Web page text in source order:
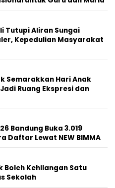
Tutupi Aliran Sungai
Kepedulian Masyarakat
Semarakkan Hari Anak
Ruang Ekspresi dan
Bandung Buka 3.019
Daftar Lewat NEW BIMMA
Boleh Kehilangan Satu
Sekolah